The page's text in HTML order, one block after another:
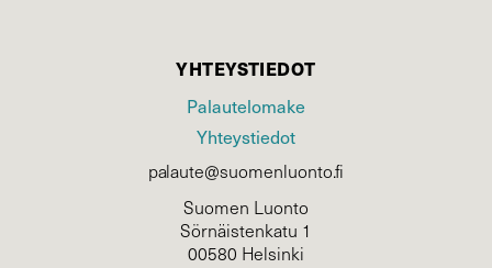
YHTEYSTIEDOT
Palautelomake
Yhteystiedot
palaute@suomenluonto.fi
Suomen Luonto
Sörnäistenkatu 1
00580 Helsinki